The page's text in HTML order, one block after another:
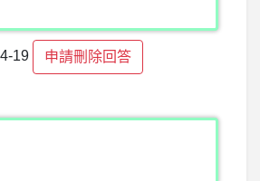
19 申請刪除回答